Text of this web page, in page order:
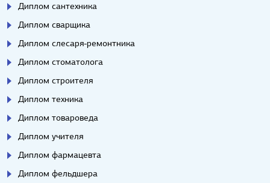
Диплом сантехника
Диплом сварщика
Диплом слесаря-ремонтника
Диплом стоматолога
Диплом строителя
Диплом техника
Диплом товароведа
Диплом учителя
Диплом фармацевта
Диплом фельдшера